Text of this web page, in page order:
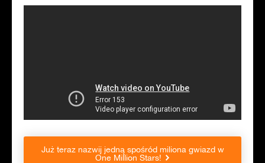
Już teraz nazwij jedną spośród miliona gwiazd w
One Million Stars!